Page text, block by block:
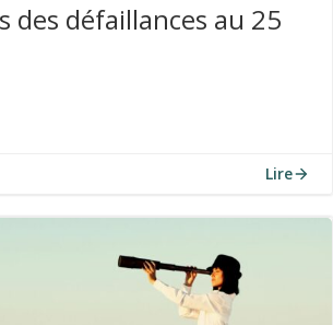
des défaillances au 25
Lire